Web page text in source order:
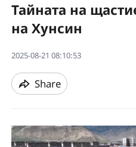
Тайната на
на Хунсин
2025-08-21 08:10:53
Share